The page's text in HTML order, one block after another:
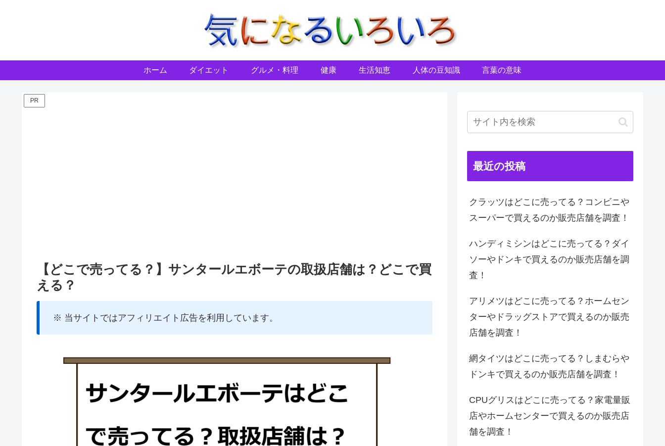
ホーム ダイエット グルメ・料理 健康 生活知恵 人体の豆知識 言葉の意味
PR
【どこで売ってる？】サンタールエボーテの取扱店舗は？どこで買
える？
※ 当サイトではアフィリエイト広告を利用しています。
最近の投稿
クラッツはどこに売ってる？コンビニや
スーパーで買えるのか販売店舗を調査！
ハンディミシンはどこに売ってる？ダイ
ソーやドンキで買えるのか販売店舗を調
査！
アリメツはどこに売ってる？ホームセン
ターやドラッグストアで買えるのか販売
店舗を調査！
網タイツはどこに売ってる？しまむらや
ドンキで買えるのか販売店舗を調査！
CPUグリスはどこに売ってる？家電量販
店やホームセンターで買えるのか販売店
舗を調査！